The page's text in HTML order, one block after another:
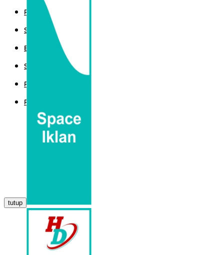
POLITIK
SPORT
EKBIS
SAINTEK
PEMERINTAHAN
PARLEMEN
tutup